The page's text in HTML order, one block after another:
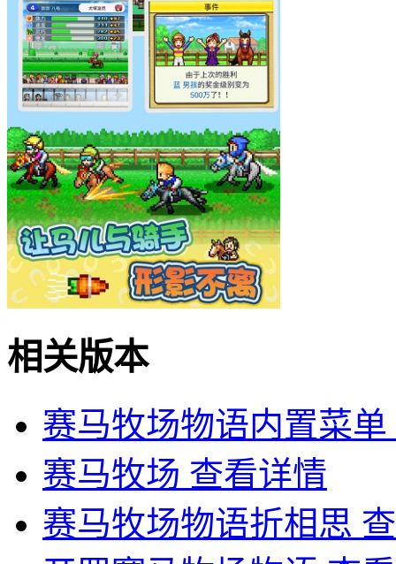
相关版本
赛马牧场物语内置菜单
赛马牧场 查看详情
赛马牧场物语折相思